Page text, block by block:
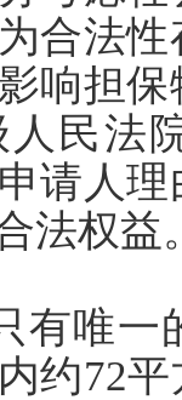
合法
响担
民法
请人
法权益
有唯一
约72